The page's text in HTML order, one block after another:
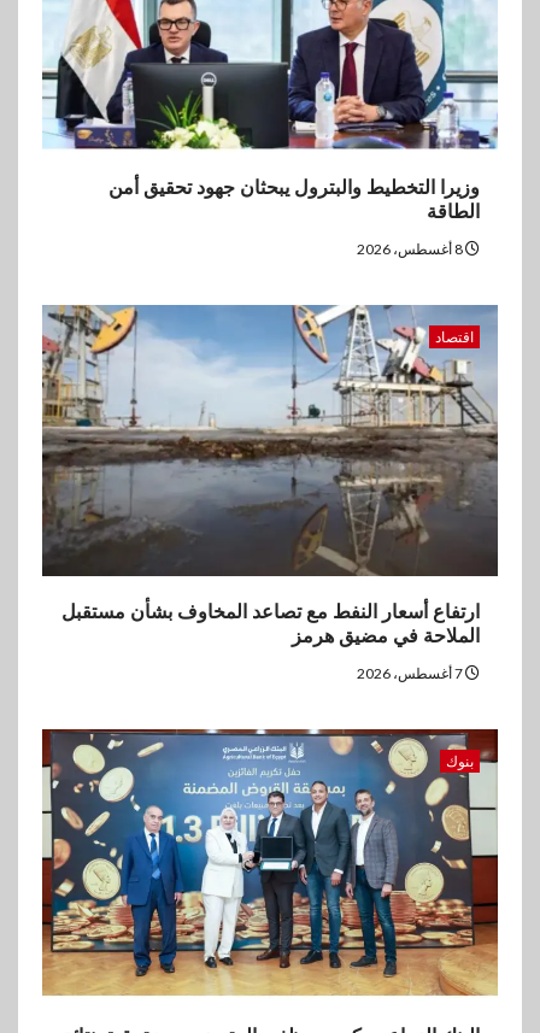
وزيرا التخطيط والبترول يبحثان جهود تحقيق أمن
الطاقة
اقتصاد
ارتفاع أسعار النفط مع تصاعد المخاوف بشأن مستقبل
الملاحة في مضيق هرمز
بنوك